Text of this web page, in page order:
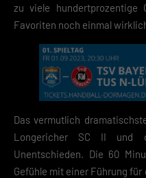
zu viele hundertprozentige
Favoriten noch einmal
Das vermutlich
Longericher SC II und
Unentschieden. Die 60
Gefühle mit einer Führung für